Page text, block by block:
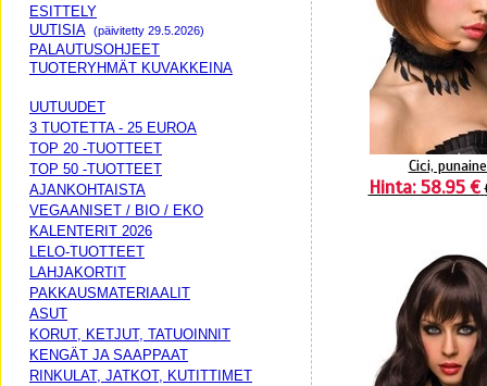
ESITTELY
UUTISIA
(päivitetty 29.5.2026)
PALAUTUSOHJEET
TUOTERYHMÄT KUVAKKEINA
UUTUUDET
3 TUOTETTA - 25 EUROA
TOP 20 -TUOTTEET
TOP 50 -TUOTTEET
AJANKOHTAISTA
VEGAANISET / BIO / EKO
KALENTERIT 2026
LELO-TUOTTEET
LAHJAKORTIT
PAKKAUSMATERIAALIT
ASUT
KORUT, KETJUT, TATUOINNIT
KENGÄT JA SAAPPAAT
RINKULAT, JATKOT, KUTITTIMET
Cici,
Hinta: 58.95 €